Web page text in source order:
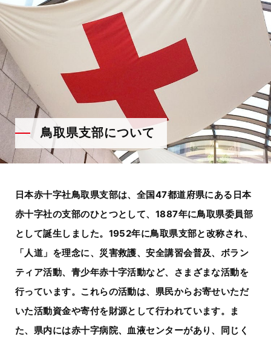
鳥取県支部について
日本赤十字社鳥取県支部は、全国47都道府県にある日本
赤十字社の支部のひとつとして、1887年に鳥取県委員部
として誕生しました。 1952年に鳥取県支部と改称され、
「人道」を理念に、災害救護、安全講習会普及、ボラン
ティア活動、青少年赤十字活動など、さまざまな活動を
行っています。 これらの活動は、県民からお寄せいただ
いた活動資金や寄付を財源として行われています。 ま
た、県内には赤十字病院、血液センターがあり、同じく